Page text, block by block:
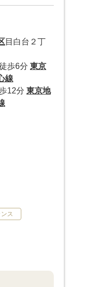
目白台２丁
歩6分東京
線
12分東京地
ス